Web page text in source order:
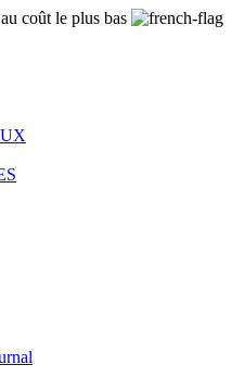
coût le plus bas